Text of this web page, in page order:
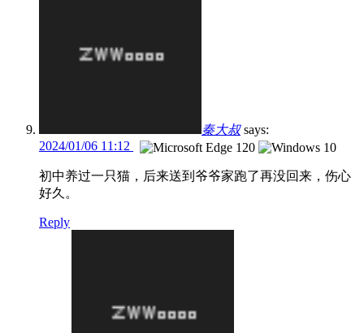
秦大叔 says:
2024/01/06 11:12
初中养过一只猫，后来送到爷爷家跑了再没回来，伤心
好久。
Reply